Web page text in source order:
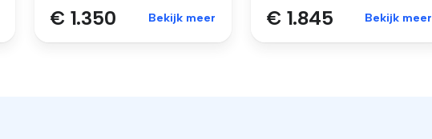
€ 1.350 Bekijk meer € 1.845 Bekijk meer